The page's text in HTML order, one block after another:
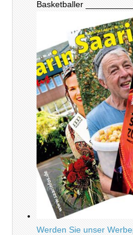
Basketballer
Werden Sie unser